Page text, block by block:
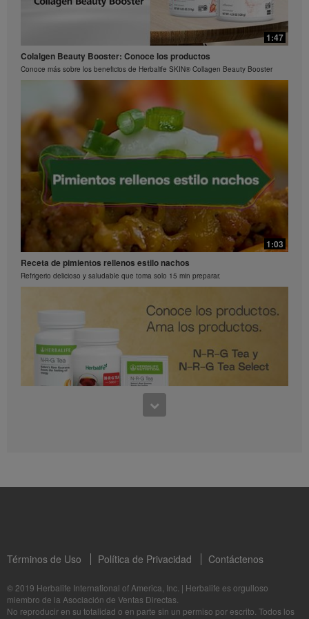
0:29
Preguntas frecuentes sobre Bioniq GO: 3
¿Qué hace diferente a Bioniq GO de un multivitamínico común?
Preguntas frecuentes sobre Bioniq GO: 2
¿Qué contiene Bioniq GO?
Preguntas frecuentes sobre Bioniq GO: 1
1:06
Bioniq GO: Tu salud, Nuestro compromiso personal
1:15
La ciencia detrás de Herbalife24® Rebuild Strength
El rendimiento es una ciencia
1:47
Colalgen Beauty Booster: Conoce los productos
Conoce más sobre los beneficios de Herbalife SKIN® Collagen Beauty Booster
1:03
Receta de pimientos rellenos estilo nachos
Refrigerio delicioso y saludable que toma solo 15 min preparar.
1:05
Términos de Uso Política de Privacidad Contáctenos
© 2019 Herbalife International of America, Inc. | Herbalife es orgulloso
miembro de la Asociación de Ventas Directas.
No reproducir en su totalidad o en parte sin un permiso por escrito. Todos los